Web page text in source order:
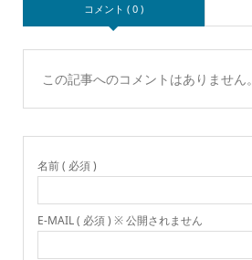
コメント ( 0 )
この記事へのコメントはありません。
名前 ( 必須 )
E-MAIL ( 必須 ) ※ 公開されません